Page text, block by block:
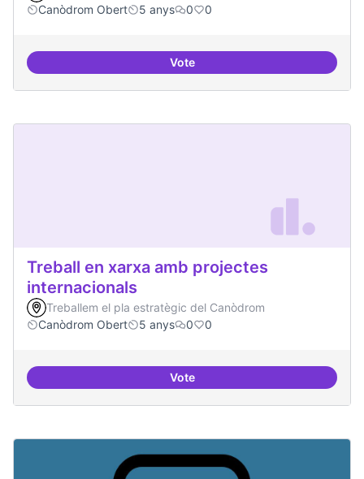
Canòdrom Obert
5 anys 0 0
VoteCultura digital i tradicional
Treball en xarxa amb projectes
internacionals
Treballem el pla estratègic del Canòdrom
Canòdrom Obert
5 anys 0 0
VoteTreball en xarxa amb projectes